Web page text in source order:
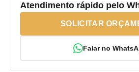
Atendimento rápido pelo
SOLICITAR
Falar no